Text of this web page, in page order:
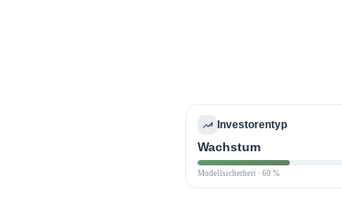
Investorentyp
Wachstum
Modellsicherheit · 60 %